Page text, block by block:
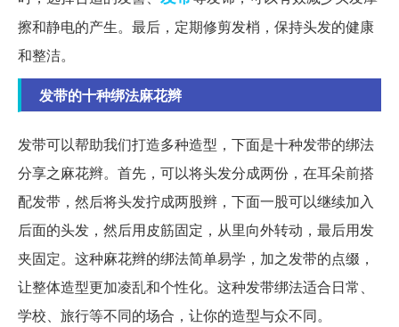
擦和静电的产生。最后，定期修剪发梢，保持头发的健康
和整洁。
发带的十种绑法麻花辫
发带可以帮助我们打造多种造型，下面是十种发带的绑法
分享之麻花辫。首先，可以将头发分成两份，在耳朵前搭
配发带，然后将头发拧成两股辫，下面一股可以继续加入
后面的头发，然后用皮筋固定，从里向外转动，最后用发
夹固定。这种麻花辫的绑法简单易学，加之发带的点缀，
让整体造型更加凌乱和个性化。这种发带绑法适合日常、
学校、旅行等不同的场合，让你的造型与众不同。